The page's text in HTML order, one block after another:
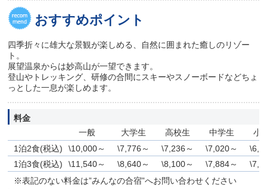
おすすめポイント
四季折々に雄大な景観が楽しめる、自然に囲まれた癒しのリゾー
ト。
展望温泉からは妙高山が一望できます。
登山やトレッキング、研修の合間にスキーやスノーボードなどちょ
っとした一息が楽しめます。
料金
一般
大学生 高校生 中学生
小
1泊2食(税込)
\10,000～ \7,776～ \7,236～ \7,020～
1泊3食(税込)
\11,540～ \8,640～ \8,100～ \7,884～
※表記のない料金は”みんなの合宿”へお問い合わせください